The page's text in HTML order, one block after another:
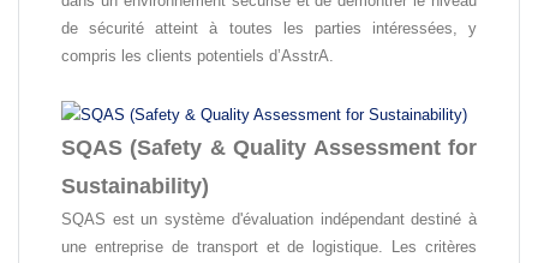
de sécurité atteint à toutes les parties intéressées, y
compris les clients potentiels d’AsstrA.
SQAS (Safety & Quality Assessment for
Sustainability)
SQAS est un système d'évaluation indépendant destiné à
une entreprise de transport et de logistique. Les critères